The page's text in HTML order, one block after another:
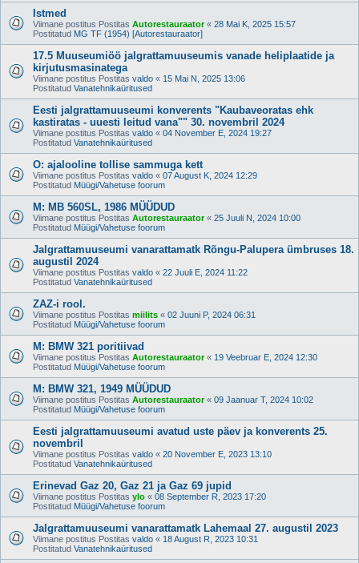
Istmed
Viimane postitus Postitas Autorestauraator« 28 Mai K, 2025 15:57
Postitatud MG TF (1954) [Autorestauraator]
17.5 Muuseumiöö jalgrattamuuseumis vanade heliplaatide ja
kirjutusmasinatega
Viimane postitus Postitas valdo « 15 Mai N, 2025 13:06
Postitatud Vanatehnikaüritused
Eesti jalgrattamuuseumi konverents "Kaubaveoratas ehk
kastiratas - uuesti leitud vana"" 30. novembril 2024
Viimane postitus Postitas valdo « 04 November E, 2024 19:27
Postitatud Vanatehnikaüritused
O: ajalooline tollise sammuga kett
Viimane postitus Postitas valdo « 07 August K, 2024 12:29
Postitatud Müügi/Vahetuse foorum
M: MB 560SL, 1986 MÜÜDUD
Viimane postitus Postitas Autorestauraator« 25 Juuli N, 2024 10:00
Postitatud Müügi/Vahetuse foorum
Jalgrattamuuseumi vanarattamatk Rõngu-Palupera ümbruses 18.
augustil 2024
Viimane postitus Postitas valdo « 22 Juuli E, 2024 11:22
Postitatud Vanatehnikaüritused
ZAZ-i rool.
Viimane postitus Postitas miilits « 02 Juuni P, 2024 06:31
Postitatud Müügi/Vahetuse foorum
M: BMW 321 poritiivad
Viimane postitus Postitas Autorestauraator« 19 Veebruar E, 2024 12:30
Postitatud Müügi/Vahetuse foorum
M: BMW 321, 1949 MÜÜDUD
Viimane postitus Postitas Autorestauraator« 09 Jaanuar T, 2024 10:02
Postitatud Müügi/Vahetuse foorum
Eesti jalgrattamuuseumi avatud uste päev ja konverents 25.
novembril
Viimane postitus Postitas valdo « 20 November E, 2023 13:10
Postitatud Vanatehnikaüritused
Erinevad Gaz 20, Gaz 21 ja Gaz 69 jupid
Viimane postitus Postitas ylo « 08 September R, 2023 17:20
Postitatud Müügi/Vahetuse foorum
Jalgrattamuuseumi vanarattamatk Lahemaal 27. augustil 2023
Viimane postitus Postitas valdo « 18 August R, 2023 10:31
Postitatud Vanatehnikaüritused